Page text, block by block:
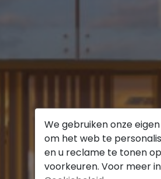
We gebruiken onze
om het web te
en u reclame te tonen
voorkeuren. Voor meer